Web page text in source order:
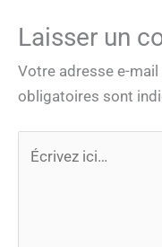
Laisser un
Votre adresse e-
obligatoires sont